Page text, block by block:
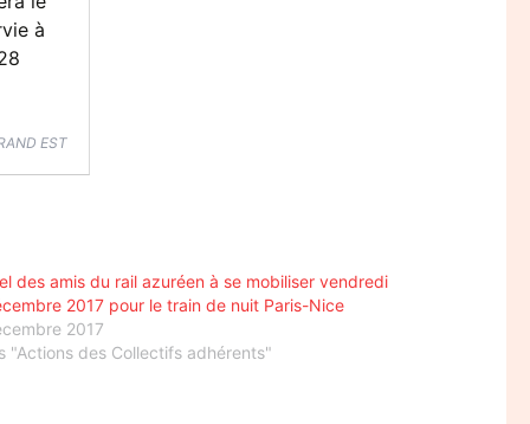
à
EST
des amis du rail azuréen à se mobiliser vendredi
2017 pour le train de nuit Paris-Nice
2017
"Actions des Collectifs adhérents"